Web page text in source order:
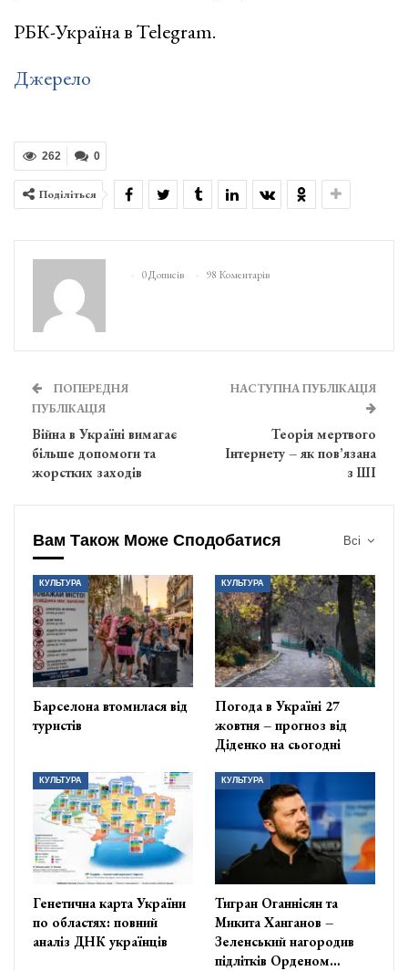
РБК-Україна в Telegram.
Джерело
0
262
Поділіться
0 Дописів 98 Коментарів
ПОПЕРЕДНЯ
ПУБЛІКАЦІЯ
Війна в Україні вимагає
більше допомоги та
жорстких заходів
НАСТУПНА ПУБЛІКАЦІЯ
Теорія мертвого
Інтернету – як пов’язана
з ШІ
Всі
Вам Також Може Сподобатися
КУЛЬТУРА
Барселона втомилася від
туристів
КУЛЬТУРА
Погода в Україні 27
жовтня – прогноз від
Діденко на сьогодні
КУЛЬТУРА
Генетична карта України
по областях: повний
аналіз ДНК українців
КУЛЬТУРА
Тигран Оганнісян та
Микита Ханганов –
Зеленський нагородив
підлітків Орденом…